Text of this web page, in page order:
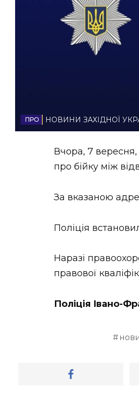
НОВИНИ
ВІДЕОНОВИНИ ЗАХІДНОЇ
Вчора, 7
про бійку між
За вказаною
Поліція
Наразі
правової
Поліція Івано-